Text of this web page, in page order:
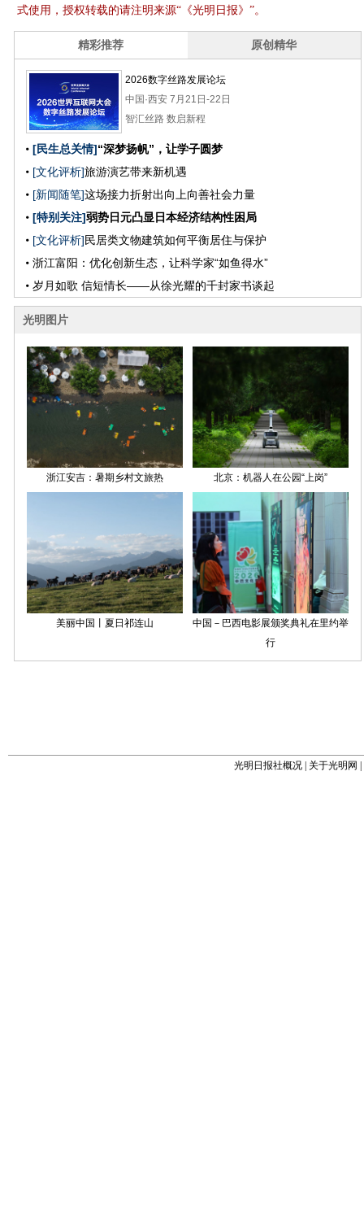
式使用，授权转载的请注明来源“《光明日报》”。
光明日报社概况 关于光明网